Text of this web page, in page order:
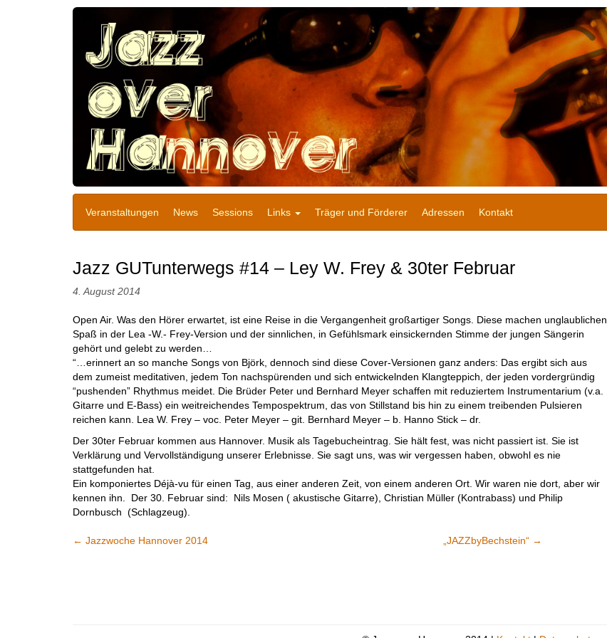
Veranstaltungen News Sessions Links Träger und Förderer Adressen Kontakt
Jazz GUTunterwegs #14 – Ley W. Frey & 30ter Februar
4. August 2014
Open Air. Was den Hörer erwartet, ist eine Reise in die Vergangenheit großartiger Songs. Diese machen unglaublichen
Spaß in der Lea -W.- Frey-Version und der sinnlichen, in Gefühlsmark einsickernden Stimme der jungen Sängerin
gehört und gelebt zu werden…
“…erinnert an so manche Songs von Björk, dennoch sind diese Cover-Versionen ganz anders: Das ergibt sich aus
dem zumeist meditativen, jedem Ton nachspürenden und sich entwickelnden Klangteppich, der jeden vordergründig
“pushenden” Rhythmus meidet. Die Brüder Peter und Bernhard Meyer schaffen mit reduziertem Instrumentarium (v.a.
Gitarre und E-Bass) ein weitreichendes Tempospektrum, das von Stillstand bis hin zu einem treibenden Pulsieren
reichen kann. Lea W. Frey – voc. Peter Meyer – git. Bernhard Meyer – b. Hanno Stick – dr.
Der 30ter Februar kommen aus Hannover. Musik als Tagebucheintrag. Sie hält fest, was nicht passiert ist. Sie ist
Verklärung und Vervollständigung unserer Erlebnisse. Sie sagt uns, was wir vergessen haben, obwohl es nie
stattgefunden hat.
Ein komponiertes Déjà-vu für einen Tag, aus einer anderen Zeit, von einem anderen Ort. Wir waren nie dort, aber wir
kennen ihn. Der 30. Februar sind: Nils Mosen ( akustische Gitarre), Christian Müller (Kontrabass) und Philip
Dornbusch (Schlagzeug).
← Jazzwoche Hannover 2014 „JAZZbyBechstein“ →